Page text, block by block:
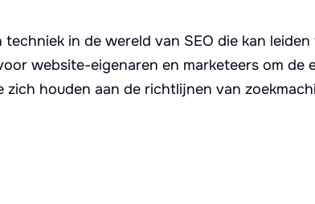
techniek in de wereld van SEO die kan
website-eigenaren en marketeers om
houden aan de richtlijnen van